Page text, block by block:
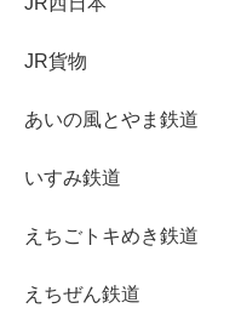
JR貨物
あいの風とやま鉄道
いすみ鉄道
えちごトキめき鉄道
えちぜん鉄道